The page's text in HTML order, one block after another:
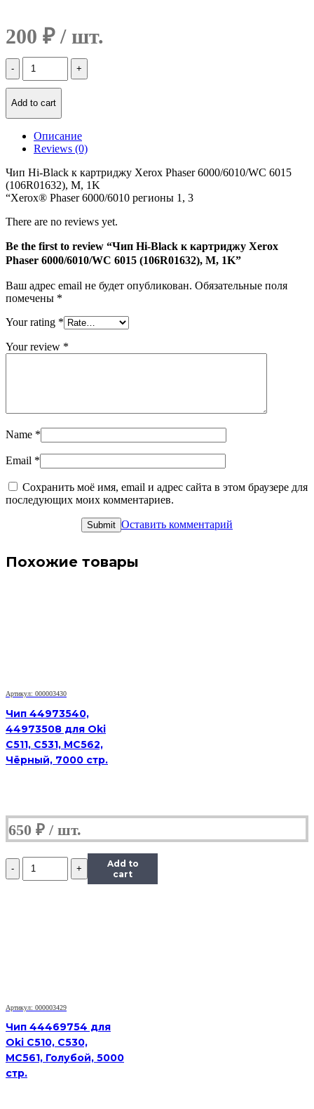
200 ₽
Количество
Чип
Hi-
Black
Xerox
Phaser
6015
(106R01632),
M,
Add to cart
Описание
Reviews (0)
Чип Hi-Black к картриджу Xerox Phaser 6000/6010/WC 6015
(106R01632), M, 1K
“Xerox® Phaser 6000/6010 регионы 1, 3
There are no reviews yet.
Be the first to review “Чип Hi-Black к картриджу Xerox
Phaser 6000/6010/WC 6015 (106R01632), M, 1K”
Ваш адрес email не будет опубликован. Обязательные поля
помечены *
Your rating *
Your review *
Name *
Email *
Сохранить моё имя, email и адрес сайта в этом браузере для
последующих моих комментариев.
Оставить комментарий
Похожие товары
Артикул: 000003430
Чип 44973540,
44973508 для Oki
C511, C531, MC562,
Чёрный, 7000 стр.
650 ₽
Количество
Чип
1K
Add to
cart
Артикул: 000003429
Чип 44469754 для
Oki C510, C530,
MC561, Голубой, 5000
стр.